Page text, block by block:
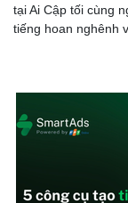
tại Ai Cập tối cùng
tiếng hoan nghênh